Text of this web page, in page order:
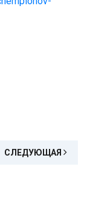
СЛЕДУЮЩАЯ